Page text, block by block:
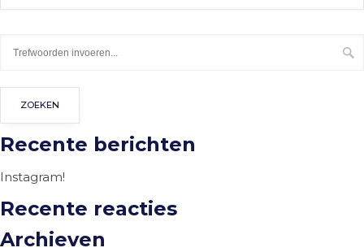
Recente berichten
Instagram!
Recente reacties
Archieven